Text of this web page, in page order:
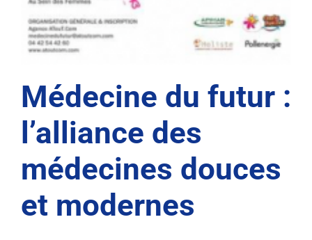
Médecine du futur :
l’alliance des
médecines douces
et modernes